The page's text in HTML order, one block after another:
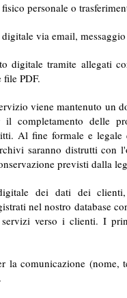
personale o
via email, messaggio
tramite allegati
PDF.
viene mantenuto un
completamento delle
Al fine formale e legale
saranno distrutti con
previsti dalla
digitale dei dati dei
nel nostro database
verso i clienti. I
comunicazione (nome,